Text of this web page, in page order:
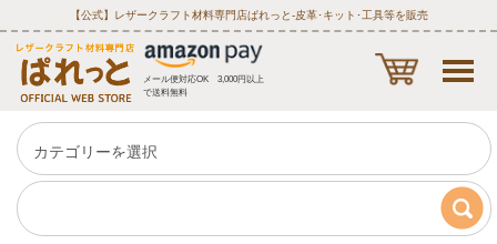
【公式】レザークラフト材料専門店ぱれっと‐皮革･キット･工具等を販売
メール便対応OK 3,000円以上
で送料無料